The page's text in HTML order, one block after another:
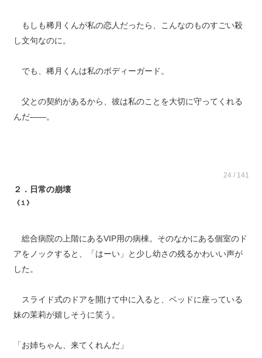
もしも稀月くんが私の恋人だったら、こんなのものすごい殺
し文句なのに。
でも、稀月くんは私のボディーガード。
父との契約があるから、彼は私のことを大切に守ってくれる
んだ――。
24 / 141
２．日常の崩壊
《１》
総合病院の上階にあるVIP用の病棟。そのなかにある個室のド
アをノックすると、「はーい」と少し幼さの残るかわいい声が
した。
スライド式のドアを開けて中に入ると、ベッドに座っている
妹の茉莉が嬉しそうに笑う。
「お姉ちゃん、来てくれんだ」